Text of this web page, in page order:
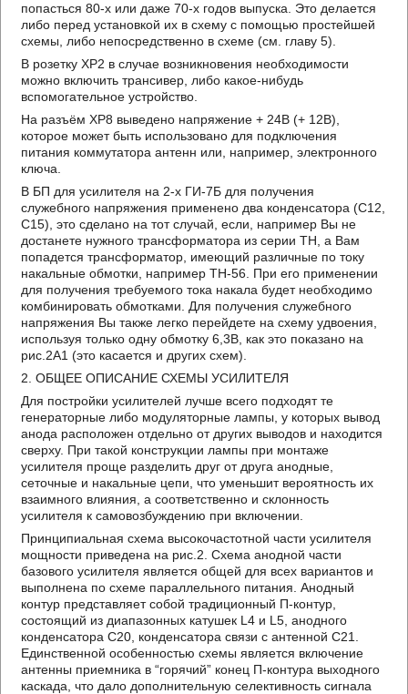
попасться 80-х или даже 70-х годов выпуска. Это делается
либо перед установкой их в схему с помощью простейшей
схемы, либо непосредственно в схеме (см. главу 5).
В розетку XP2 в случае возникновения необходимости
можно включить трансивер, либо какое-нибудь
вспомогательное устройство.
На разъём XP8 выведено напряжение + 24В (+ 12В),
которое может быть использовано для подключения
питания коммутатора антенн или, например, электронного
ключа.
В БП для усилителя на 2-х ГИ-7Б для получения
служебного напряжения применено два конденсатора (C12,
C15), это сделано на тот случай, если, например Вы не
достанете нужного трансформатора из серии ТН, а Вам
попадется трансформатор, имеющий различные по току
накальные обмотки, например ТН-56. При его применении
для получения требуемого тока накала будет необходимо
комбинировать обмотками. Для получения служебного
напряжения Вы также легко перейдете на схему удвоения,
используя только одну обмотку 6,3В, как это показано на
рис.2А1 (это касается и других схем).
2. ОБЩЕЕ ОПИСАНИЕ СХЕМЫ УСИЛИТЕЛЯ
Для постройки усилителей лучше всего подходят те
генераторные либо модуляторные лампы, у которых вывод
анода расположен отдельно от других выводов и находится
сверху. При такой конструкции лампы при монтаже
усилителя проще разделить друг от друга анодные,
сеточные и накальные цепи, что уменьшит вероятность их
взаимного влияния, а соответственно и склонность
усилителя к самовозбуждению при включении.
Принципиальная схема высокочастотной части усилителя
мощности приведена на рис.2. Схема анодной части
базового усилителя является общей для всех вариантов и
выполнена по схеме параллельного питания. Анодный
контур представляет собой традиционный П-контур,
состоящий из диапазонных катушек L4 и L5, анодного
конденсатора C20, конденсатора связи с антенной C21.
Единственной особенностью схемы является включение
антенны приемника в “горячий” конец П-контура выходного
каскада, что дало дополнительную селективность сигнала